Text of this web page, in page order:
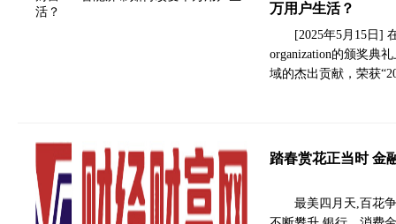
万用户生活？
[2025年5月15日]
organization的颁奖典
域的杰出贡献，荣获
踏春赏花正当时 金
最美四月天,百花